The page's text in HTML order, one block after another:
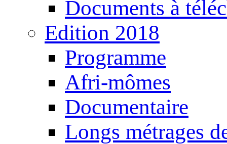
Documents à
Edition 2018
Programme
Afri-mômes
Documentaire
Longs métrages